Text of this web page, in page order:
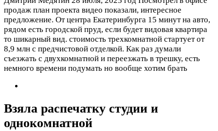
продаж план проекта видео показали, интересное
предложение. От центра Екатеринбурга 15 минут на авто,
рядом есть городской пруд, если будет видовая квартира
то шикарный вид. стоимость трехкомнатной стартует от
8,9 млн с предчистовой отделкой. Как раз думали
съезжать с двухкомнатной и переезжать в трешку, есть
немного времени подумать но вообще хотим брать
Взяла распечатку студии и
однокомнатной